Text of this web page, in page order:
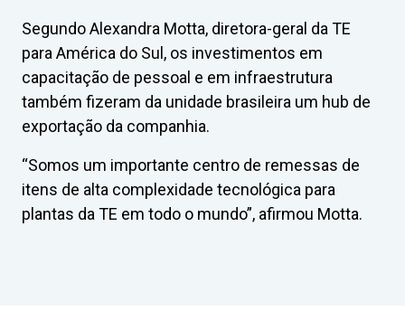
Segundo Alexandra Motta, diretora-geral da TE
para América do Sul, os investimentos em
capacitação de pessoal e em infraestrutura
também fizeram da unidade brasileira um hub de
exportação da companhia.
“Somos um importante centro de remessas de
itens de alta complexidade tecnológica para
plantas da TE em todo o mundo”, afirmou Motta.